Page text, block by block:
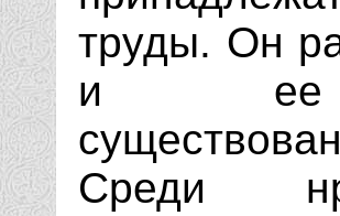
труды. Он
и ее
Среди